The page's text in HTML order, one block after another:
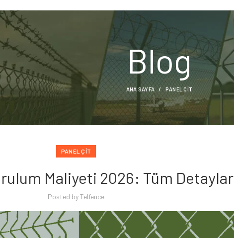
Blog
ANA SAYFA PANEL ÇIT
PANEL ÇIT
Maliyeti 2026: Tüm Detaylar
Posted byTelfence